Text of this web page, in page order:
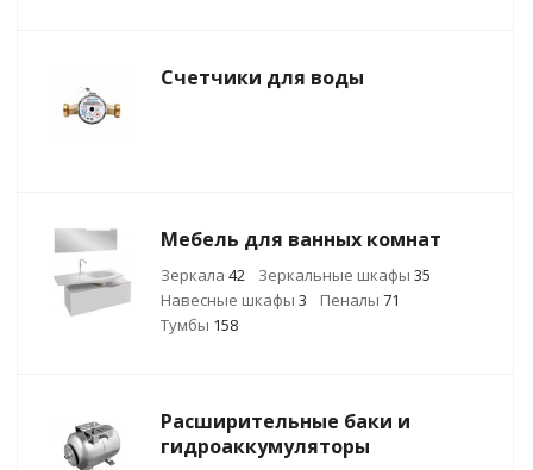
Счетчики для воды
Мебель для ванных комнат
Зеркала 42 Зеркальные шкафы 35
Навесные шкафы 3 Пеналы 71
Тумбы 158
Расширительные баки и
гидроаккумуляторы